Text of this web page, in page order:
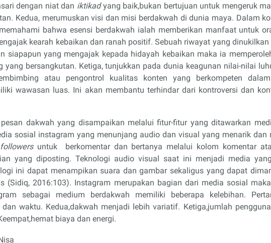
dengan niat dan iktikadyang baik,bukan bertujuan untuk mengeruk
Kedua, merumuskan visi dan misi berdakwah di dunia maya. Dalam
bahwa esensi berdakwah ialah memberikan manfaat untuk
kearah kebaikan dan ranah positif. Sebuah riwayat yang dinukilkan
siapapun yang mengajak kepada hidayah kebaikan maka ia
yang bersangkutan. Ketiga, tunjukkan pada dunia keagunan nilai-nilai
atau pengontrol kualitas konten yang berkompeten
wawasan luas. Ini akan membantu terhindar dari kontroversi dan
dakwah yang disampaikan melalui fitur-fitur yang ditawarkan
sosial instagram yang menunjang audio dan visual yang menarik dan
followersuntuk berkomentar dan bertanya melalui kolom komentar
yang diposting. Teknologi audio visual saat ini menjadi media
ini dapat menampikan suara dan gambar sekaligus yang dapat
(Sidiq, 2016:103). Instagram merupakan bagian dari media sosial
sebagai medium berdakwah memiliki beberapa kelebihan.
waktu. Kedua,dakwah menjadi lebih variatif. Ketiga,jumlah
biaya dan energi.